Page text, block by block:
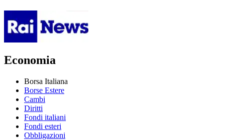
Economia
Borsa Italiana
Borse Estere
Cambi
Diritti
Fondi italiani
Fondi esteri
Obbligazioni